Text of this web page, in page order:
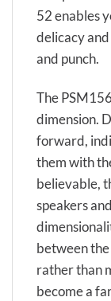
52 enables
delicacy
and punch.
The
dimension.
forward,
them with
believable,
speakers
between
rather than
become a